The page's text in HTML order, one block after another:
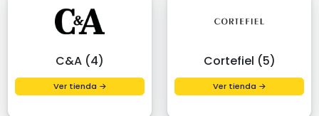
C&A (4)
Ver tienda →
Cortefiel (5)
Ver tienda →